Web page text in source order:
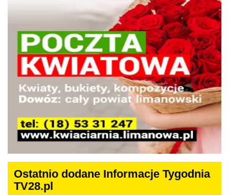
Ostatnio dodane Informacje Tygodnia
TV28.pl